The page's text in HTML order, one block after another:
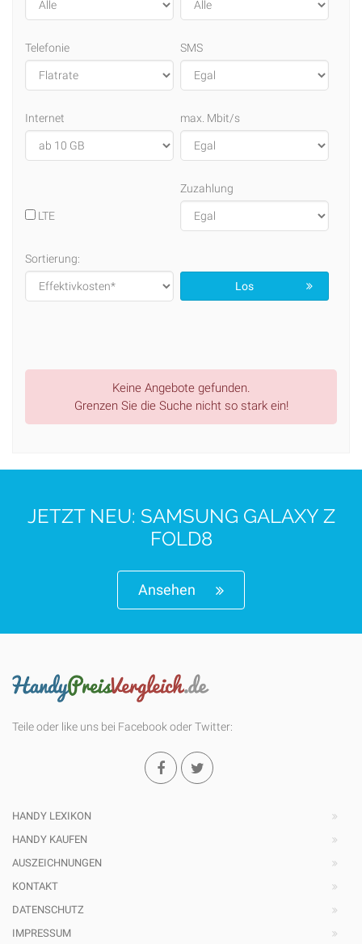
Telefonie SMS
Internet max. Mbit/s
LTE
Zuzahlung
Sortierung:
Los
Keine Angebote gefunden.
Grenzen Sie die Suche nicht so stark ein!
JETZT NEU: SAMSUNG GALAXY Z
FOLD8
Ansehen
Teile oder like uns bei Facebook oder Twitter:
HANDY LEXIKON
HANDY KAUFEN
AUSZEICHNUNGEN
KONTAKT
DATENSCHUTZ
IMPRESSUM